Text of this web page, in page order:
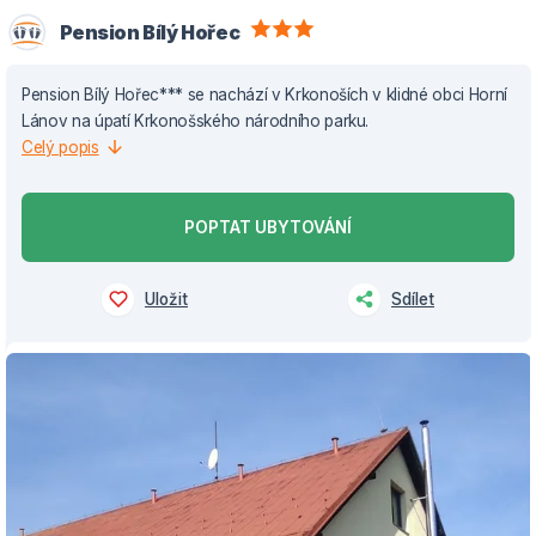
Pension Bílý Hořec
Pension Bílý Hořec*** se nachází v Krkonoších v klidné obci Horní
Lánov na úpatí Krkonošského národního parku.
Celý popis
POPTAT UBYTOVÁNÍ
Uložit Sdílet